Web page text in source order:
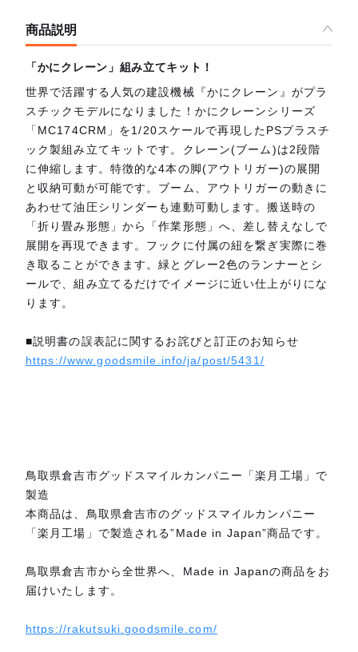
商品説明
「かにクレーン」組み立てキット！
世界で活躍する人気の建設機械『かにクレーン』がプラ
スチックモデルになりました！かにクレーンシリーズ
「MC174CRM」を1/20スケールで再現したPSプラスチ
ック製組み立てキットです。クレーン(ブーム)は2段階
に伸縮します。特徴的な4本の脚(アウトリガー)の展開
と収納可動が可能です。ブーム、アウトリガーの動きに
あわせて油圧シリンダーも連動可動します。搬送時の
「折り畳み形態」から「作業形態」へ、差し替えなしで
展開を再現できます。フックに付属の紐を繋ぎ実際に巻
き取ることができます。緑とグレー2色のランナーとシ
ールで、組み立てるだけでイメージに近い仕上がりにな
ります。
■説明書の誤表記に関するお詫びと訂正のお知らせ
https://www.goodsmile.info/ja/post/5431/
鳥取県倉吉市グッドスマイルカンパニー「楽月工場」で
製造
本商品は、鳥取県倉吉市のグッドスマイルカンパニー
「楽月工場」で製造される”Made in Japan”商品です。
鳥取県倉吉市から全世界へ、Made in Japanの商品をお
届けいたします。
https://rakutsuki.goodsmile.com/